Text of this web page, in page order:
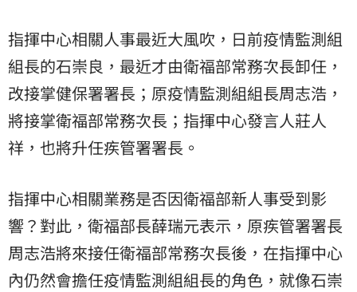
指揮中心相關人事最近大風吹，日前疫情監測組
組長的石崇良，最近才由衛福部常務次長卸任，
改接掌健保署署長；原疫情監測組組長周志浩，
將接掌衛福部常務次長；指揮中心發言人莊人
祥，也將升任疾管署署長。
指揮中心相關業務是否因衛福部新人事受到影
響？對此，衛福部長薛瑞元表示，原疾管署署長
周志浩將來接任衛福部常務次長後，在指揮中心
內仍然會擔任疫情監測組組長的角色，就像石崇